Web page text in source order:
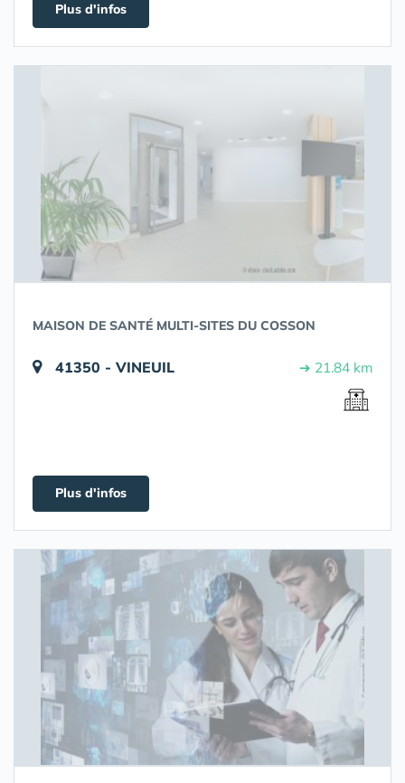
Plus d'infos
MAISON DE SANTÉ MULTI-SITES DU COSSON
41350 - VINEUIL ➔ 21.84 km
Plus d'infos